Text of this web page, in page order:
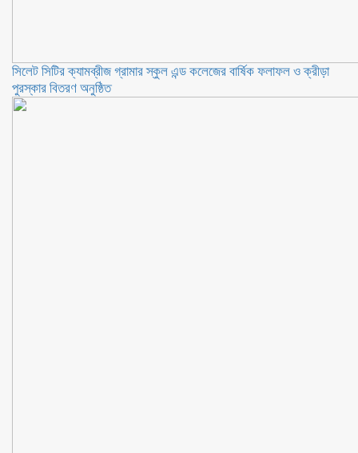
সিলেট সিটির ক্যামব্রীজ গ্রামার স্কুল এন্ড কলেজের বার্ষিক ফলাফল ও ক্রীড়া
পুরস্কার বিতরণ অনুষ্ঠিত